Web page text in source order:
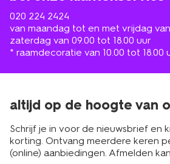
020 224 2424
van maandag tot en met vrijdag
zaterdag van 09.00 tot 18.00 uur
* raamdecoratie van 10.00 tot 18.00
altijd op de hoogte van
Schrijf je in voor de nieuwsbrief en
korting. Ontvang meerdere keren
(online) aanbiedingen. Afmelden